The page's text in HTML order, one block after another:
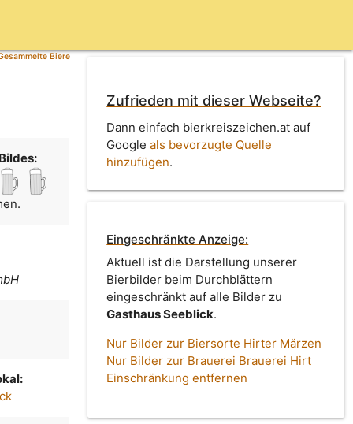
Biere
Zufrieden mit dieser Webseite?
Dann einfach bierkreiszeichen.at auf
Googleals bevorzugte Quelle
hinzufügen.
Eingeschränkte Anzeige:
Aktuell ist die Darstellung unserer
Bierbilder beim Durchblättern
eingeschränkt auf alle Bilder zu
Gasthaus Seeblick.
Nur Bilder zur Biersorte Hirter Märzen
Nur Bilder zur Brauerei Brauerei Hirt
Einschränkung entfernen